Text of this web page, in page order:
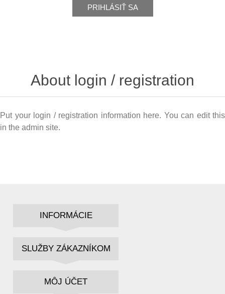
PRIHLÁSIŤ SA
About login / registration
Put your login / registration information here. You can edit this
in the admin site.
INFORMÁCIE
SLUŽBY ZÁKAZNÍKOM
MÔJ ÚČET